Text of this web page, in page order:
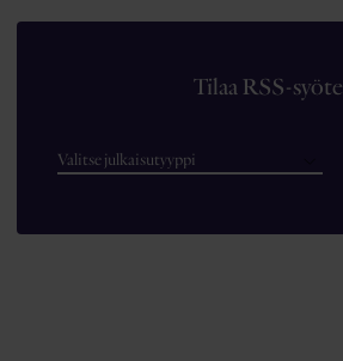
Tilaa RSS-syöte